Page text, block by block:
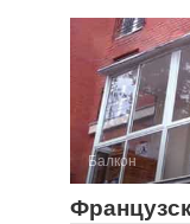
Балкон